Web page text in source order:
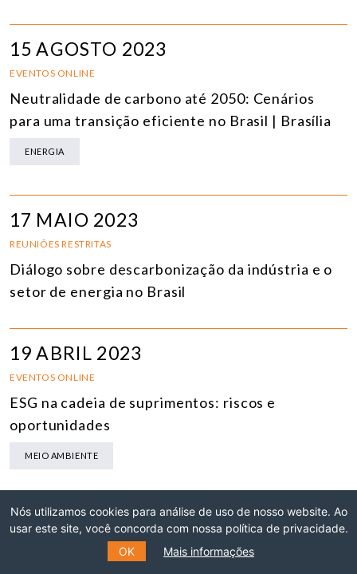
15 AGOSTO 2023
EVENTOS ONLINE
Neutralidade de carbono até 2050: Cenários
para uma transição eficiente no Brasil | Brasília
ENERGIA
17 MAIO 2023
REUNIÕES RESTRITAS
Diálogo sobre descarbonização da indústria e o
setor de energia no Brasil
19 ABRIL 2023
EVENTOS ONLINE
ESG na cadeia de suprimentos: riscos e
oportunidades
MEIO AMBIENTE
13 FEVEREIRO 2023
Nós utilizamos cookies para análise de uso de nosso website. Ao
usar este site, você concorda com nossa política de privacidade.
OK
Mais informações